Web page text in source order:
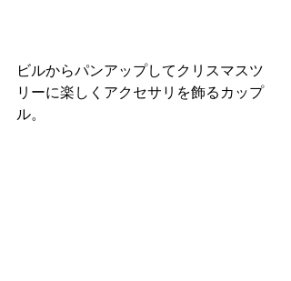
ビルからパンアップしてクリスマスツ
リーに楽しくアクセサリを飾るカップ
ル。